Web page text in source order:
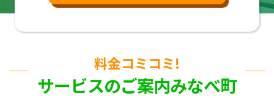
料金コミコミ!
サービスのご案内みなべ町